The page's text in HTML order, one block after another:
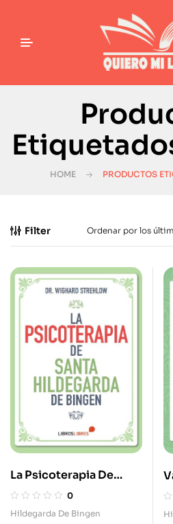
HOME PRODUCTOS
Filter
La Psicoterapia De
Santa Hildegarda De
Bingen
0
Hildegarda De Bingen